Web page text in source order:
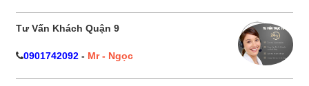
Tư Vấn Khách Quận 9
0901742092 - Mr - Ngọc